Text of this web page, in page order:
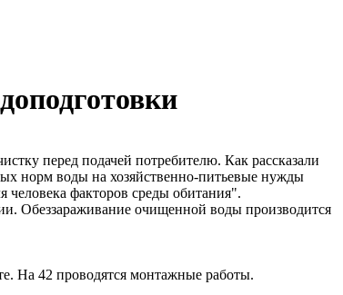
перед подачей потребителю. Как рассказали
норм воды на хозяйственно-питьевые нужды
факторов среды обитания".
Обеззараживание очищенной воды производится
На 42 проводятся монтажные работы.